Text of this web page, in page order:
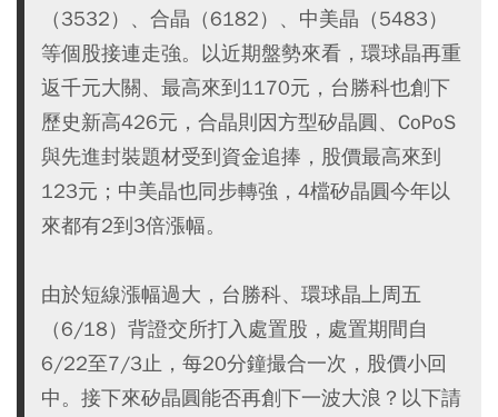
（3532）、合晶（6182）、中美晶（5483）
等個股接連走強。以近期盤勢來看，環球晶再重
返千元大關、最高來到1170元，台勝科也創下
歷史新高426元，合晶則因方型矽晶圓、CoPoS
與先進封裝題材受到資金追捧，股價最高來到
123元；中美晶也同步轉強，4檔矽晶圓今年以
來都有2到3倍漲幅。
由於短線漲幅過大，台勝科、環球晶上周五
（6/18）背證交所打入處置股，處置期間自
6/22至7/3止，每20分鐘撮合一次，股價小回
中。接下來矽晶圓能否再創下一波大浪？以下請